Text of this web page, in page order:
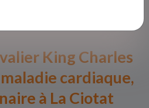
King Charles
cardiaque,
à La Ciotat